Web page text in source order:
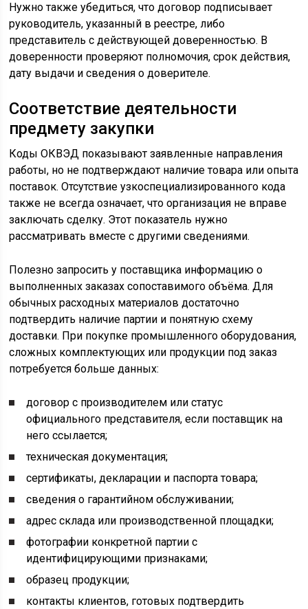
Нужно также убедиться, что договор подписывает
руководитель, указанный в реестре, либо
представитель с действующей доверенностью. В
доверенности проверяют полномочия, срок действия,
дату выдачи и сведения о доверителе.
Соответствие деятельности
предмету закупки
Коды ОКВЭД показывают заявленные направления
работы, но не подтверждают наличие товара или опыта
поставок. Отсутствие узкоспециализированного кода
также не всегда означает, что организация не вправе
заключать сделку. Этот показатель нужно
рассматривать вместе с другими сведениями.
Полезно запросить у поставщика информацию о
выполненных заказах сопоставимого объёма. Для
обычных расходных материалов достаточно
подтвердить наличие партии и понятную схему
доставки. При покупке промышленного оборудования,
сложных комплектующих или продукции под заказ
потребуется больше данных:
договор с производителем или статус
официального представителя, если поставщик на
него ссылается;
техническая документация;
сертификаты, декларации и паспорта товара;
сведения о гарантийном обслуживании;
адрес склада или производственной площадки;
фотографии конкретной партии с
идентифицирующими признаками;
образец продукции;
контакты клиентов, готовых подтвердить